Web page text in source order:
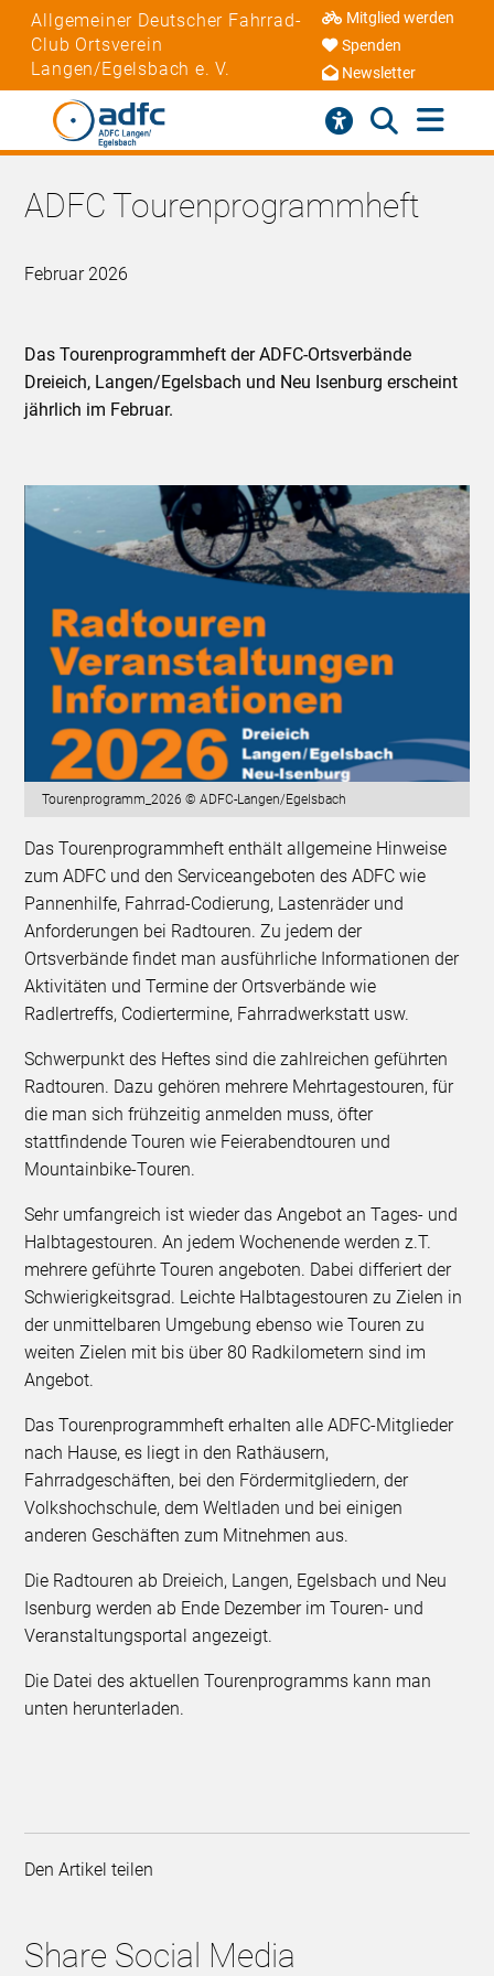
Allgemeiner Deutscher Fahrrad-
Club Ortsverein
Langen/Egelsbach e. V.
Mitglied werden
Spenden
Newsletter
ADFC Tourenprogrammheft
Februar 2026
Das Tourenprogrammheft der ADFC-Ortsverbände
Dreieich, Langen/Egelsbach und Neu Isenburg erscheint
jährlich im Februar.
Tourenprogramm_2026 © ADFC-Langen/Egelsbach
Das Tourenprogrammheft enthält allgemeine Hinweise
zum ADFC und den Serviceangeboten des ADFC wie
Pannenhilfe, Fahrrad-Codierung, Lastenräder und
Anforderungen bei Radtouren. Zu jedem der
Ortsverbände findet man ausführliche Informationen der
Aktivitäten und Termine der Ortsverbände wie
Radlertreffs, Codiertermine, Fahrradwerkstatt usw.
Schwerpunkt des Heftes sind die zahlreichen geführten
Radtouren. Dazu gehören mehrere Mehrtagestouren, für
die man sich frühzeitig anmelden muss, öfter
stattfindende Touren wie Feierabendtouren und
Mountainbike-Touren.
Sehr umfangreich ist wieder das Angebot an Tages- und
Halbtagestouren. An jedem Wochenende werden z.T.
mehrere geführte Touren angeboten. Dabei differiert der
Schwierigkeitsgrad. Leichte Halbtagestouren zu Zielen in
der unmittelbaren Umgebung ebenso wie Touren zu
weiten Zielen mit bis über 80 Radkilometern sind im
Angebot.
Das Tourenprogrammheft erhalten alle ADFC-Mitglieder
nach Hause, es liegt in den Rathäusern,
Fahrradgeschäften, bei den Fördermitgliedern, der
Volkshochschule, dem Weltladen und bei einigen
anderen Geschäften zum Mitnehmen aus.
Die Radtouren ab Dreieich, Langen, Egelsbach und Neu
Isenburg werden ab Ende Dezember im Touren- und
Veranstaltungsportal angezeigt.
Die Datei des aktuellen Tourenprogramms kann man
unten herunterladen.
Den Artikel teilen
Share Social Media